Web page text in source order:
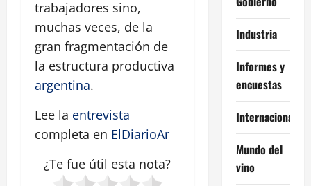
trabajadores sino,
muchas veces, de la
gran fragmentación de
la estructura productiva
argentina.
Lee la entrevista
completa en ElDiarioAr
¿Te fue útil esta nota?
Industria
Informes y
encuestas
Internacional
Mundo del
vino